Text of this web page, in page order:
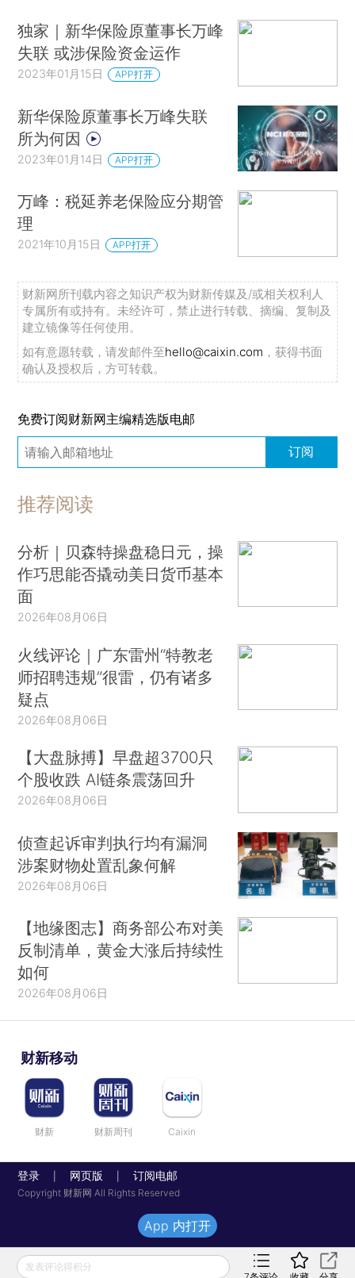
独家｜新华保险原董事长万峰
失联 或涉保险资金运作
2023年01月15日 APP打开
新华保险原董事长万峰失联
所为何因
2023年01月14日 APP打开
万峰：税延养老保险应分期管
理
2021年10月15日 APP打开
财新网所刊载内容之知识产权为财新传媒及/或相关权利人
专属所有或持有。未经许可，禁止进行转载、摘编、复制及
建立镜像等任何使用。
如有意愿转载，请发邮件至hello@caixin.com ，获得书面
确认及授权后，方可转载。
免费订阅财新网主编精选版电邮
订阅
推荐阅读
分析｜贝森特操盘稳日元，操
作巧思能否撬动美日货币基本
面
2026年08月06日
火线评论｜广东雷州“特教老
师招聘违规”很雷，仍有诸多
疑点
2026年08月06日
【大盘脉搏】早盘超3700只
个股收跌 AI链条震荡回升
2026年08月06日
侦查起诉审判执行均有漏洞
涉案财物处置乱象何解
2026年08月06日
【地缘图志】商务部公布对美
反制清单，黄金大涨后持续性
如何
2026年08月06日
财新移动
财新 财新周刊 Caixin
登录 网页版 订阅电邮
Copyright 财新网 All Rights Reserved
发表评论得积分
App 内打开